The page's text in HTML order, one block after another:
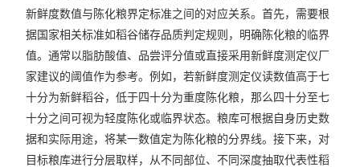
新鲜度数值与陈化粮界定标准之间的对应关系。首先，需要根
据国家相关标准如稻谷储存品质判定规则，明确陈化粮的临界
值。通常以脂肪酸值、品尝评分值或直接采用新鲜度测定仪厂
家建议的阈值作为参考。例如，若新鲜度测定仪读数值高于七
十分为新鲜稻谷，低于四十分为重度陈化粮，那么四十分至七
十分之间可视为轻度陈化或临界状态。粮库可根据自身历史数
据和实际用途，将某一数值定为陈化粮的分界线。接下来，对
目标粮库进行分层取样，从不同部位、不同深度抽取代表性稻